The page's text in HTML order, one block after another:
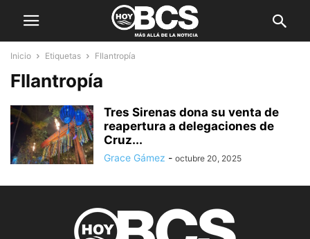
Inicio Etiquetas FIlantropía
FIlantropía
Tres Sirenas dona su venta de
reapertura a delegaciones de
Cruz...
Grace Gámez - octubre 20, 2025